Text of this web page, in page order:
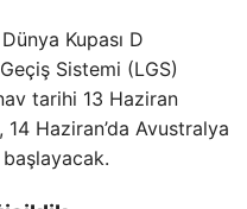
Kupası D
Sistemi (LGS)
tarihi 13 Haziran
14 Haziran’da Avustralya